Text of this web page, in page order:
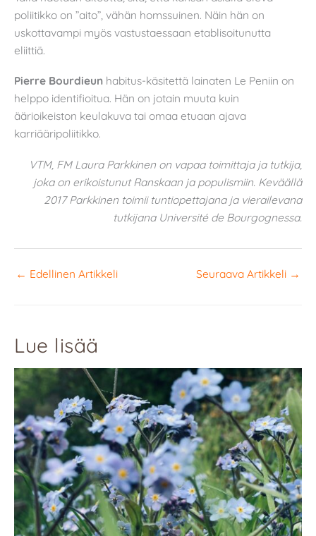
poliitikko on ”aito”, vähän homssuinen. Näin hän on
uskottavampi myös vastustaessaan etablisoitunutta
eliittiä.
Pierre Bourdieun habitus-käsitettä lainaten Le Peniin on
helppo identifioitua. Hän on jotain muuta kuin
äärioikeiston keulakuva tai omaa etuaan ajava
karriääripoliitikko.
VTM, FM Laura Parkkinen on vapaa toimittaja ja tutkija,
joka on erikoistunut Ranskaan ja populismiin. Keväällä
2017 Parkkinen toimii tuntiopettajana ja vierailevana
tutkijana Université de Bourgognessa.
← Edellinen Artikkeli Seuraava Artikkeli →
Lue lisää